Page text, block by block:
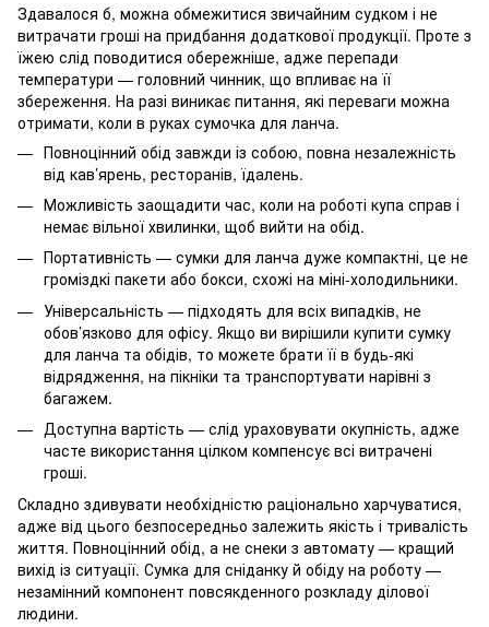
Здавалося б, можна обмежитися звичайним судком і не
витрачати гроші на придбання додаткової продукції. Проте з
їжею слід поводитися обережніше, адже перепади
температури — головний чинник, що впливає на її
збереження. На разі виникає питання, які переваги можна
отримати, коли в руках сумочка для ланча.
Повноцінний обід завжди із собою, повна незалежність
від кав’ярень, ресторанів, їдалень.
Можливість заощадити час, коли на роботі купа справ і
немає вільної хвилинки, щоб вийти на обід.
Портативність — сумки для ланча дуже компактні, це не
громіздкі пакети або бокси, схожі на міні-холодильники.
Універсальність — підходять для всіх випадків, не
обов’язково для офісу. Якщо ви вирішили купити сумку
для ланча та обідів, то можете брати її в будь-які
відрядження, на пікніки та транспортувати нарівні з
багажем.
Доступна вартість — слід ураховувати окупність, адже
часте використання цілком компенсує всі витрачені
гроші.
Складно здивувати необхідністю раціонально харчуватися,
адже від цього безпосередньо залежить якість і тривалість
життя. Повноцінний обід, а не снеки з автомату — кращий
вихід із ситуації. Сумка для сніданку й обіду на роботу —
незамінний компонент повсякденного розкладу ділової
людини.